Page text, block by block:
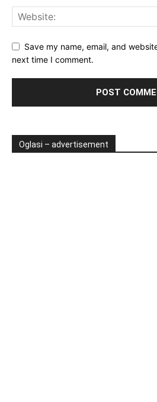
Save my name, email, and
next time I comment.
Oglasi – advertisement